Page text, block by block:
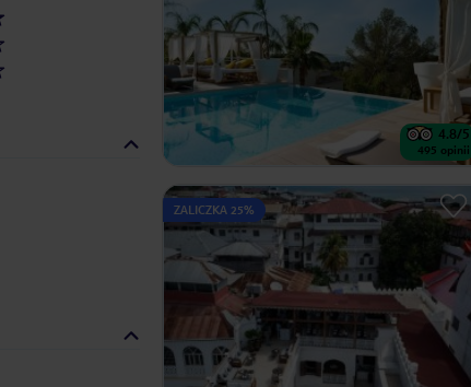
4.8/5
495 opinii
ZALICZKA 25%